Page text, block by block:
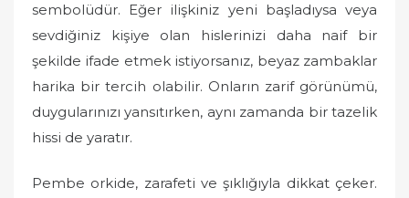
sembolüdür. Eğer ilişkiniz yeni başladıysa veya
sevdiğiniz kişiye olan hislerinizi daha naif bir
şekilde ifade etmek istiyorsanız, beyaz zambaklar
harika bir tercih olabilir. Onların zarif görünümü,
duygularınızı yansıtırken, aynı zamanda bir tazelik
hissi de yaratır.
Pembe orkide, zarafeti ve şıklığıyla dikkat çeker.